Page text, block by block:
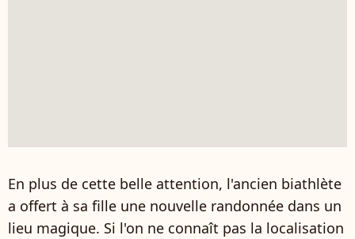
En plus de cette belle attention, l'ancien biathlète
a offert à sa fille une nouvelle randonnée dans un
lieu magique. Si l'on ne connaît pas la localisation